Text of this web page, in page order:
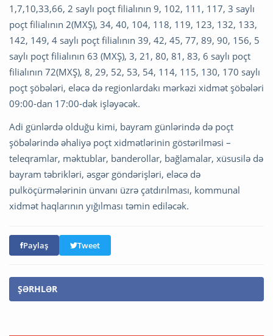
1,7,10,33,66, 2 saylı poçt filialının 9, 102, 111, 117, 3 saylı
poçt filialının 2(MXŞ), 34, 40, 104, 118, 119, 123, 132, 133,
142, 149, 4 saylı poçt filialının 39, 42, 45, 77, 89, 90, 156, 5
saylı poçt filialının 63 (MXŞ), 3, 21, 80, 81, 83, 6 saylı poçt
filialının 72(MXŞ), 8, 29, 52, 53, 54, 114, 115, 130, 170 saylı
poçt şöbələri, eləcə də regionlardakı mərkəzi xidmət şöbələri
09:00-dan 17:00-dək işləyəcək.
Adi günlərdə olduğu kimi, bayram günlərində də poçt
şöbələrində əhaliyə poçt xidmətlərinin göstərilməsi –
teleqramlar, məktublar, banderollar, bağlamalar, xüsusilə də
bayram təbrikləri, əsgər göndərişləri, eləcə də
pulköçürmələrinin ünvanı üzrə çatdırılması, kommunal
xidmət haqlarının yığılması təmin ediləcək.
Paylaş Tweet
ŞƏRHLƏR